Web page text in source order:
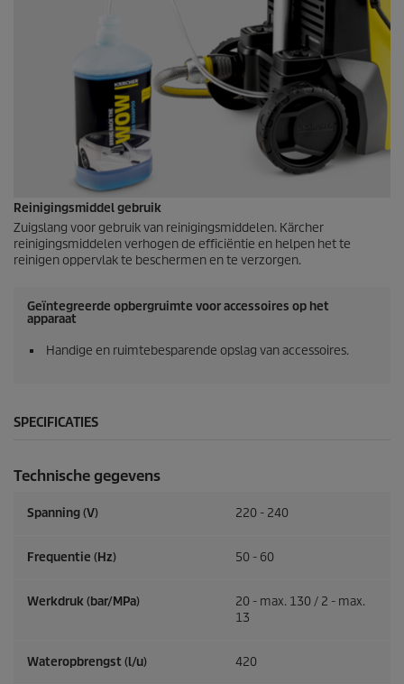
Reinigingsmiddel gebruik
Zuigslang voor gebruik van reinigingsmiddelen. Kärcher
reinigingsmiddelen verhogen de efficiëntie en helpen het te
reinigen oppervlak te beschermen en te verzorgen.
Geïntegreerde opbergruimte voor accessoires op het
apparaat
Handige en ruimtebesparende opslag van accessoires.
SPECIFICATIES
Technische gegevens
Spanning (V) 220 - 240
Frequentie (Hz) 50 - 60
Werkdruk (bar/MPa)
20 - max. 130 / 2 - max.
13
Wateropbrengst (l/u) 420